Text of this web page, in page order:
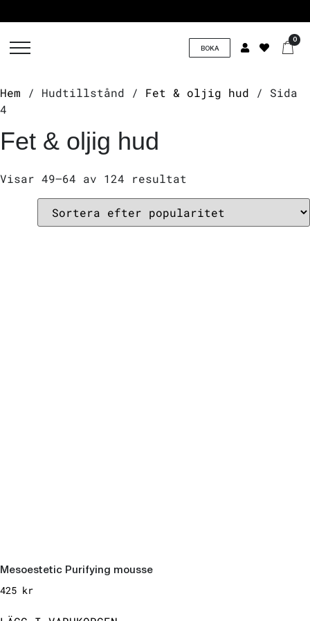
BOKA
0
Hem / Hudtillstånd / Fet & oljig hud / Sida
4
Fet & oljig hud
Visar 49–64 av 124 resultat
Mesoestetic Purifying mousse
425 kr